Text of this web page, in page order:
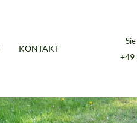
KONTAKT
+49